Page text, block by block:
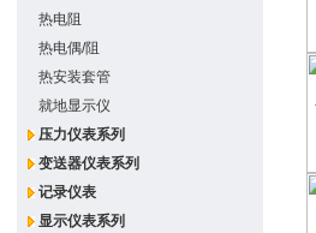
热电阻
热电偶/阻
热安装套管
就地显示仪
压力仪表系列
变送器仪表系列
记录仪表
显示仪表系列